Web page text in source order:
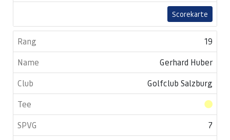
Scorekarte
19
Gerhard Huber
Golfclub Salzburg
7